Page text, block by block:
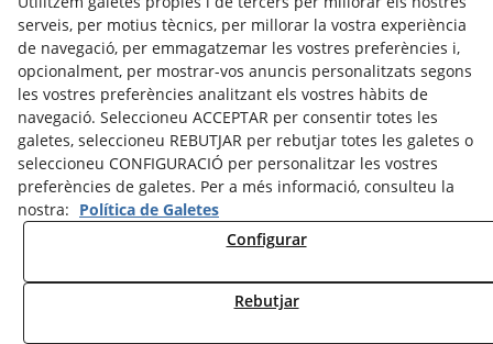
Avís Legal
Política de Cookies
Política de Privacitat
serveis, per motius tècnics, per millorar la vostra experiència
de navegació, per emmagatzemar les vostres preferències i,
opcionalment, per mostrar-vos anuncis personalitzats segons
les vostres preferències analitzant els vostres hàbits de
navegació. Seleccioneu ACCEPTAR per consentir totes les
galetes, seleccioneu REBUTJAR per rebutjar totes les galetes o
seleccioneu CONFIGURACIÓ per personalitzar les vostres
preferències de galetes. Per a més informació, consulteu la
nostra: Política de Galetes
Configurar
Rebutjar